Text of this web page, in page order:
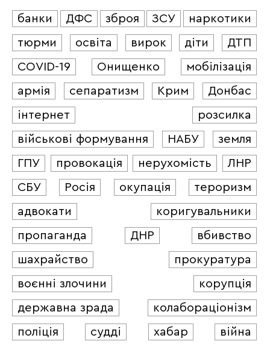
банки ДФС зброя ЗСУ
наркотики
тюрми
освіта вирок діти
ДТП
COVID-19
Онищенко
мобілізація
армія
сепаратизм Крим
Донбас
інтернет
розсилка
військові формування
НАБУ
земля
ГПУ
провокація нерухомість
ЛНР
СБУ
Росія окупація
тероризм
адвокати
коригувальники
пропаганда
ДНР
вбивство
шахрайство
прокуратура
воєнні злочини
корупція
державна зрада
колабораціонізм
поліція
судді хабар війна